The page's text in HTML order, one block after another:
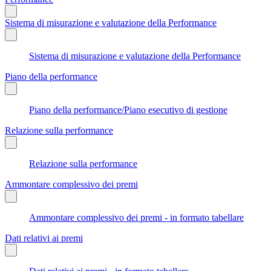
Sistema di misurazione e valutazione della Performance
Sistema di misurazione e valutazione della Performance
Piano della performance
Piano della performance/Piano esecutivo di gestione
Relazione sulla performance
Relazione sulla performance
Ammontare complessivo dei premi
Ammontare complessivo dei premi - in formato tabellare
Dati relativi ai premi